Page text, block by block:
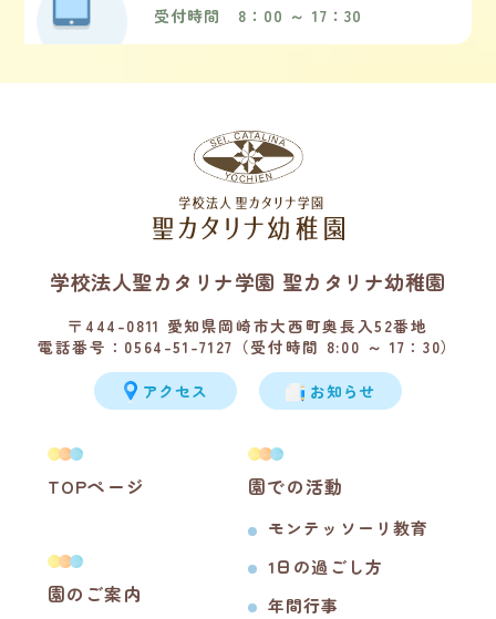
受付時間 8：00 ～ 17：30
TOPページ
園のご案内
園での活動
モンテッソーリ教育
1日の過ごし方
年間行事
学校法人聖カタリナ学園 聖カタリナ幼稚園
〒444-0811 愛知県岡崎市大西町奥長入52番地
電話番号：0564-51-7127（受付時間 8:00 ～ 17：30）
アクセス お知らせ